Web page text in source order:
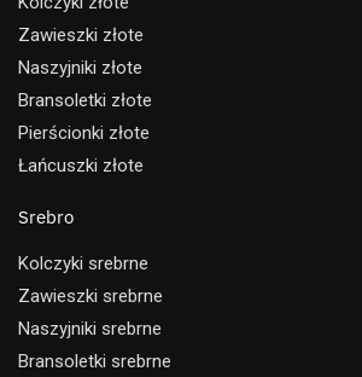
Zawieszki złote
Naszyjniki złote
Bransoletki złote
Pierścionki złote
Łańcuszki złote
Srebro
Kolczyki srebrne
Zawieszki srebrne
Naszyjniki srebrne
Bransoletki srebrne